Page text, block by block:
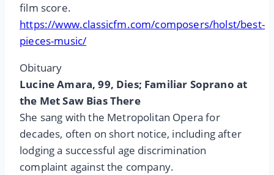
film score.
https://www.classicfm.com/composers/holst/best-
pieces-music/
Obituary
Lucine Amara, 99, Dies; Familiar Soprano at
the Met Saw Bias There
She sang with the Metropolitan Opera for
decades, often on short notice, including after
lodging a successful age discrimination
complaint against the company.